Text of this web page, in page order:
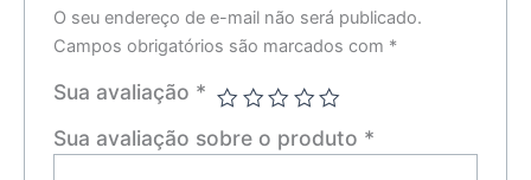
O seu endereço de e-mail não será publicado.
Campos obrigatórios são marcados com *
Sua avaliação *
Sua avaliação sobre o produto *